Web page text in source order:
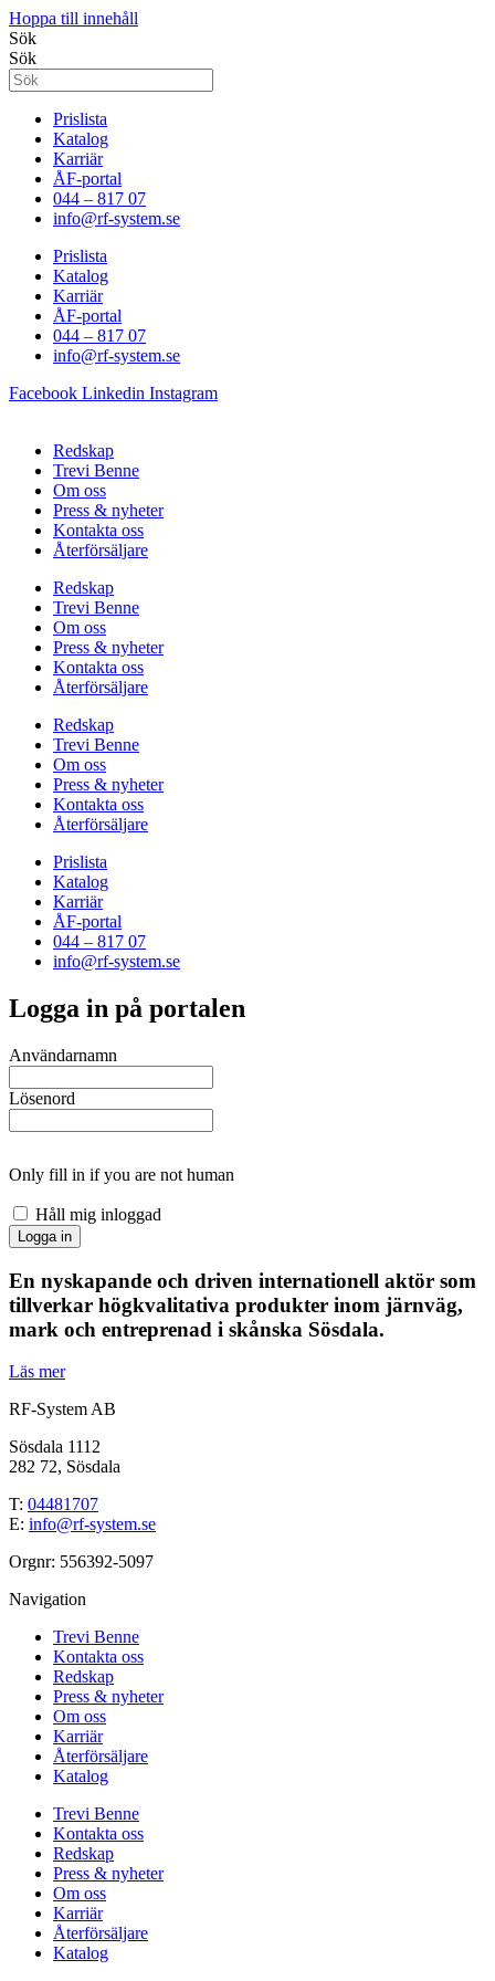
Hoppa till innehåll
Sök
Sök
Prislista
Katalog
Karriär
ÅF-portal
044 – 817 07
info@rf-system.se
Prislista
Katalog
Karriär
ÅF-portal
044 – 817 07
info@rf-system.se
Facebook Linkedin Instagram
Redskap
Trevi Benne
Om oss
Press & nyheter
Kontakta oss
Återförsäljare
Redskap
Trevi Benne
Om oss
Press & nyheter
Kontakta oss
Återförsäljare
Redskap
Trevi Benne
Om oss
Press & nyheter
Kontakta oss
Återförsäljare
Prislista
Katalog
Karriär
ÅF-portal
044 – 817 07
info@rf-system.se
Logga in på portalen
Användarnamn
Lösenord
Only fill in if you are not human
Håll mig inloggad
En nyskapande och driven internationell aktör som
tillverkar högkvalitativa produkter inom järnväg,
mark och entreprenad i skånska Sösdala.
Läs mer
RF-System AB
Sösdala 1112
282 72, Sösdala
T: 04481707
E: info@rf-system.se
Orgnr: 556392-5097
Navigation
Trevi Benne
Kontakta oss
Redskap
Press & nyheter
Om oss
Karriär
Återförsäljare
Katalog
Trevi Benne
Kontakta oss
Redskap
Press & nyheter
Om oss
Karriär
Återförsäljare
Katalog